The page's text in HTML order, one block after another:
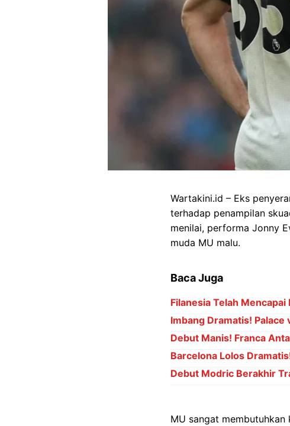
Wartakini.id – Eks
terhadap penampilan
menilai, performa Jonny
muda MU malu.
Baca Juga
Filanesia Telah
Imbang Dramatis! Palace
Debut Manis! Franca
Barcelona Lolos
Debut Modric Berakhir
MU sangat membutuhkan